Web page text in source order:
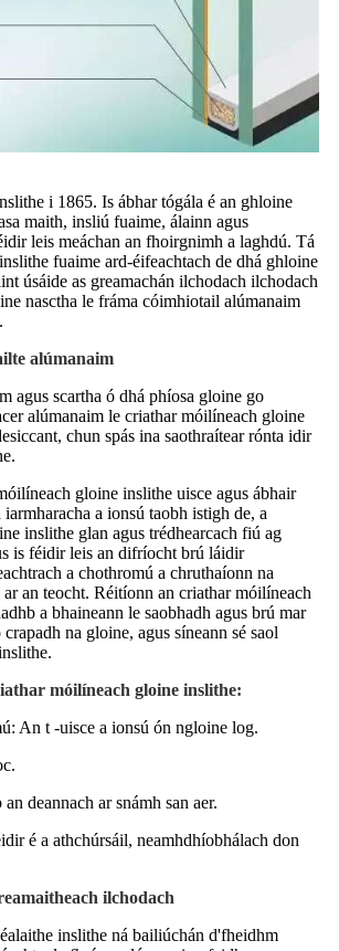
i 1865. Is ábhar tógála é an ghloine
maith, insliú fuaime, álainn agus
leis meáchan an fhoirgnimh a laghdú. Tá
fuaime ard-éifeachtach de dhá ghloine
úsáide as greamachán ilchodach ilchodach
nasctha le fráma cóimhiotail alúmanaim
alúmanaim
agus scartha ó dhá phíosa gloine go
alúmanaim le criathar móilíneach gloine
chun spás ina saothraítear rónta idir
gloine inslithe uisce agus ábhair
iarmharacha a ionsú taobh istigh de, a
inslithe glan agus trédhearcach fiú ag
is féidir leis an difríocht brú láidir
a chothromú a chruthaíonn na
an teocht. Réitíonn an criathar móilíneach
a bhaineann le saobhadh agus brú mar
na gloine, agus síneann sé saol
móilíneach gloine inslithe:
An t -uisce a ionsú ón ngloine log.
deannach ar snámh san aer.
é a athchúrsáil, neamhdhíobhálach don
ilchodach
inslithe ná bailiúchán d'fheidhm